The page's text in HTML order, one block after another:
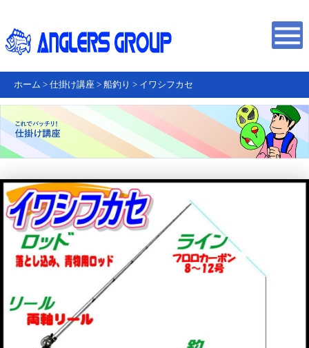
ホーム > 仕掛け講座 > 船釣り > イワシフカセ